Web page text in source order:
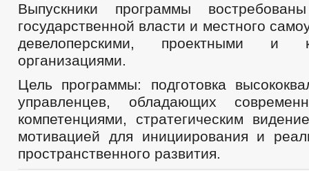
Выпускники программы
государственной власти и местного
девелоперскими, проектными и
организациями.
Цель программы: подготовка
управленцев, обладающих
компетенциями, стратегическим
мотивацией для инициирования и
пространственного развития.